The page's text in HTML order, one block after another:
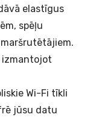
elastīgus
spēļu
izmantojot
Wi-Fi tīkli
jūsu datu